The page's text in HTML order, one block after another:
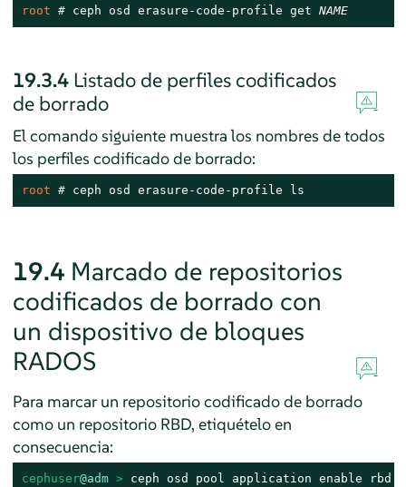
root # ceph osd erasure-code-profile get NAME
19.3.4 Listado de perfiles codificados
de borrado
El comando siguiente muestra los nombres de todos
los perfiles codificado de borrado:
root # ceph osd erasure-code-profile ls
19.4 Marcado de repositorios
codificados de borrado con
un dispositivo de bloques
RADOS
Para marcar un repositorio codificado de borrado
como un repositorio RBD, etiquételo en
consecuencia:
cephuser@adm > ceph osd pool application enable rbd